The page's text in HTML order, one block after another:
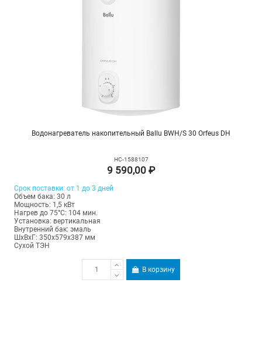
Водонагреватель накопительный Ballu BWH/S 30 Orfeus DH
НС-1588107
9 590,00 ₽
Срок поставки: от 1 до 3 дней
Объем бака: 30 л
Мощность: 1,5 кВт
Нагрев до 75°С: 104 мин.
Установка: вертикальная
Внутренний бак: эмаль
ШхВхГ: 350х579х387 мм
Сухой ТЭН
В корзину